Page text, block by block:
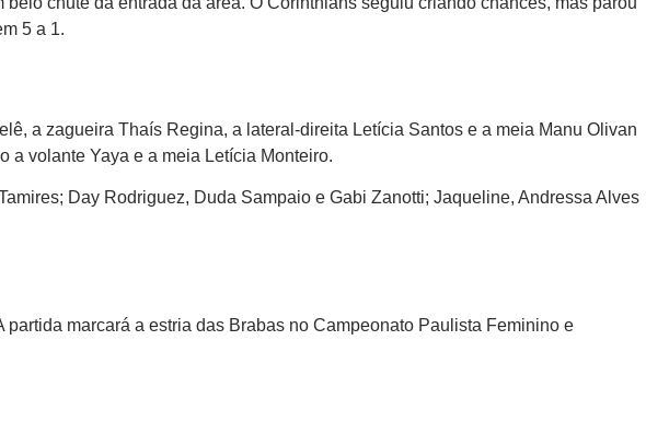
5 a 1.
a zagueira Thaís Regina, a lateral-direita Letícia Santos e a meia Manu Olivan
a volante Yaya e a meia Letícia Monteiro.
Day Rodriguez, Duda Sampaio e Gabi Zanotti; Jaqueline, Andressa Alves
marcará a estria das Brabas no Campeonato Paulista Feminino e